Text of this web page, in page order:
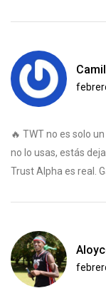
🔥 TWT no es solo
no lo usas, estás
Trust Alpha es real.